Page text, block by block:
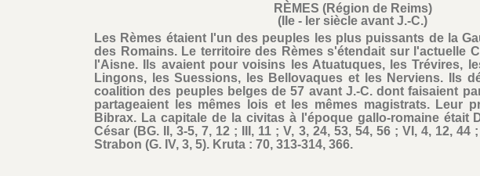
RÈMES (Région de Reims)
(IIe - Ier siècle avant J.-C.)
Les Rèmes étaient l'un des peuples les plus puissants de la
des Romains. Le territoire des Rèmes s'étendait sur l'actuelle
l'Aisne. Ils avaient pour voisins les Atuatuques, les Trévires,
Lingons, les Suessions, les Bellovaques et les Nerviens. Ils
coalition des peuples belges de 57 avant J.-C. dont faisaient
partageaient les mêmes lois et les mêmes magistrats. Leur
Bibrax. La capitale de la civitas à l'époque gallo-romaine était
César (BG. II, 3-5, 7, 12 ; III, 11 ; V, 3, 24, 53, 54, 56 ; VI, 4, 12, 44
Strabon (G. IV, 3, 5). Kruta : 70, 313-314, 366.